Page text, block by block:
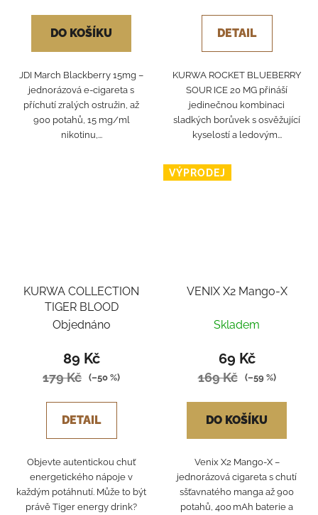
DO KOŠÍKU
JDI March Blackberry 15mg –
jednorázová e-cigareta s
příchutí zralých ostružin, až
900 potahů, 15 mg/ml
nikotinu,...
DETAIL
KURWA ROCKET BLUEBERRY
SOUR ICE 20 MG přináší
jedinečnou kombinaci
sladkých borůvek s osvěžující
kyselostí a ledovým...
KURWA COLLECTION
TIGER BLOOD
Objednáno
89 Kč
179 Kč (–50 %)
DETAIL
Objevte autentickou chuť
energetického nápoje v
každým potáhnutí. Může to být
právě Tiger energy drink?
VÝPRODEJ
VENIX X2 Mango-X
Skladem
69 Kč
169 Kč (–59 %)
DO KOŠÍKU
Venix X2 Mango‑X –
jednorázová cigareta s chutí
sšťavnatého manga až 900
potahů, 400 mAh baterie a